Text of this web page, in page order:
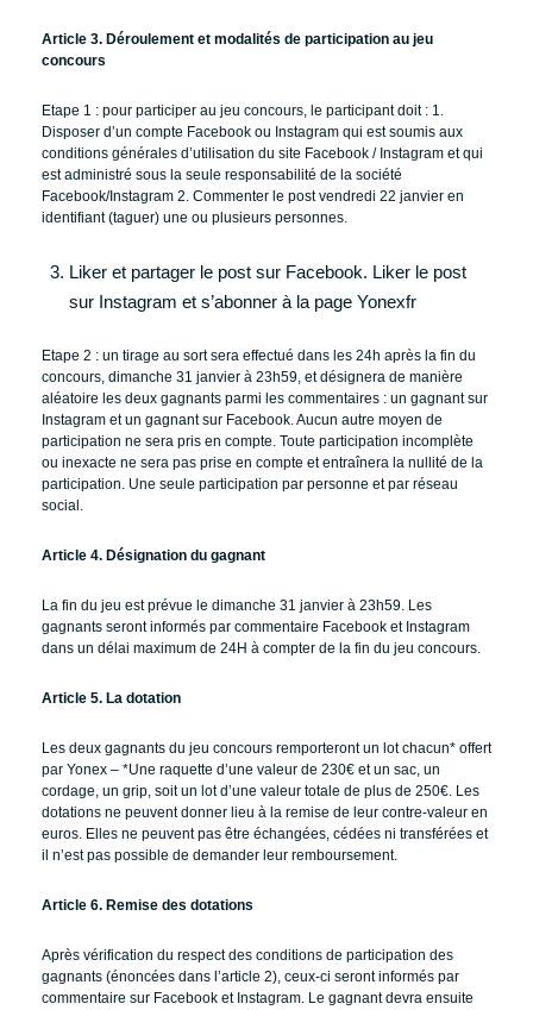
Article 3. Déroulement et modalités de participation au jeu
concours
Etape 1 : pour participer au jeu concours, le participant doit : 1.
Disposer d’un compte Facebook ou Instagram qui est soumis aux
conditions générales d’utilisation du site Facebook / Instagram et qui
est administré sous la seule responsabilité de la société
Facebook/Instagram 2. Commenter le post vendredi 22 janvier en
identifiant (taguer) une ou plusieurs personnes.
Liker et partager le post sur Facebook. Liker le post
sur Instagram et s’abonner à la page Yonexfr
Etape 2 : un tirage au sort sera effectué dans les 24h après la fin du
concours, dimanche 31 janvier à 23h59, et désignera de manière
aléatoire les deux gagnants parmi les commentaires : un gagnant sur
Instagram et un gagnant sur Facebook. Aucun autre moyen de
participation ne sera pris en compte. Toute participation incomplète
ou inexacte ne sera pas prise en compte et entraînera la nullité de la
participation. Une seule participation par personne et par réseau
social.
Article 4. Désignation du gagnant
La fin du jeu est prévue le dimanche 31 janvier à 23h59. Les
gagnants seront informés par commentaire Facebook et Instagram
dans un délai maximum de 24H à compter de la fin du jeu concours.
Article 5. La dotation
Les deux gagnants du jeu concours remporteront un lot chacun* offert
par Yonex – *Une raquette d’une valeur de 230€ et un sac, un
cordage, un grip, soit un lot d’une valeur totale de plus de 250€. Les
dotations ne peuvent donner lieu à la remise de leur contre-valeur en
euros. Elles ne peuvent pas être échangées, cédées ni transférées et
il n’est pas possible de demander leur remboursement.
Article 6. Remise des dotations
Après vérification du respect des conditions de participation des
gagnants (énoncées dans l’article 2), ceux-ci seront informés par
commentaire sur Facebook et Instagram. Le gagnant devra ensuite